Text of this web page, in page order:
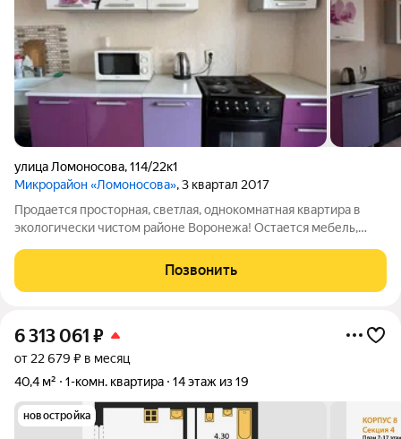
улица Ломоносова,114/22к1
Микрорайон «Ломоносова», 3 квартал 2017
Продается просторная, светлая, однокомнатная квартира в
экологически чистом районе Воронежа! Остается мебель,
Нет никаких обременений. Просторная лоджия, застеклена.
Очень дружный двор.
Позвонить
6 313 061 ₽
от 22 679 ₽ в месяц
40,4 м²
1-комн. квартира 14 этаж из 19
новостройка